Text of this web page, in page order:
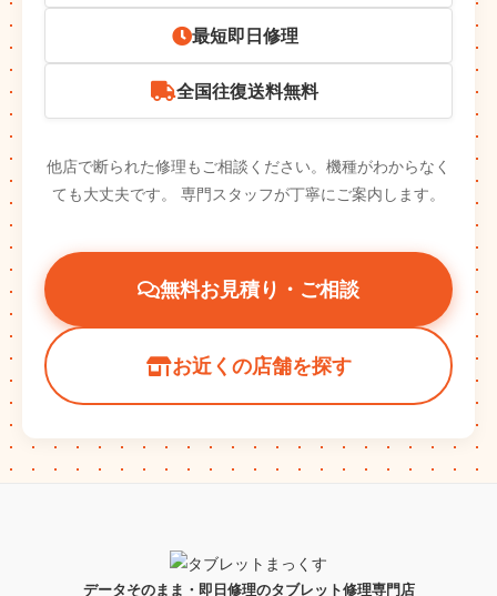
最短即日修理
全国往復送料無料
他店で断られた修理もご相談ください。機種がわからなく
ても大丈夫です。
専門スタッフが丁寧にご案内します。
無料お見積り・ご相談
お近くの店舗を探す
データそのまま・即日修理のタブレット修理専門店